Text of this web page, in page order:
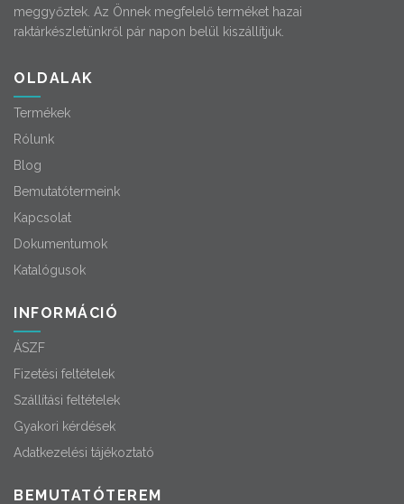
meggyőztek. Az Önnek megfelelő terméket hazai
raktárkészletünkről pár napon belül kiszállítjuk.
OLDALAK
Termékek
Rólunk
Blog
Bemutatótermeink
Kapcsolat
Dokumentumok
Katalógusok
INFORMÁCIÓ
ÁSZF
Fizetési feltételek
Szállítási feltételek
Gyakori kérdések
Adatkezelési tájékoztató
BEMUTATÓTEREM